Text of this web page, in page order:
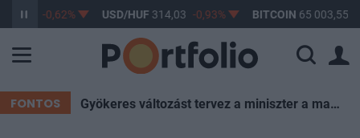
-0,62% USD/HUF 314,03 -0,93% BITCOIN 65 003,55
FONTOS Gyökeres változást tervez a miniszter a magyar iskolákban – itt a bejelentés